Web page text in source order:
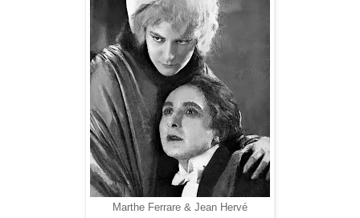
Marthe Ferrare & Jean Hervé